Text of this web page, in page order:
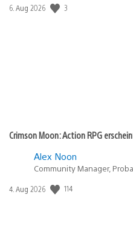
Veröffentlichungsdatum:
6. Aug 2026 3
Crimson Moon: Action RPG
Alex Noon
Community Manager,
Veröffentlichungsdatum:
4. Aug 2026 114